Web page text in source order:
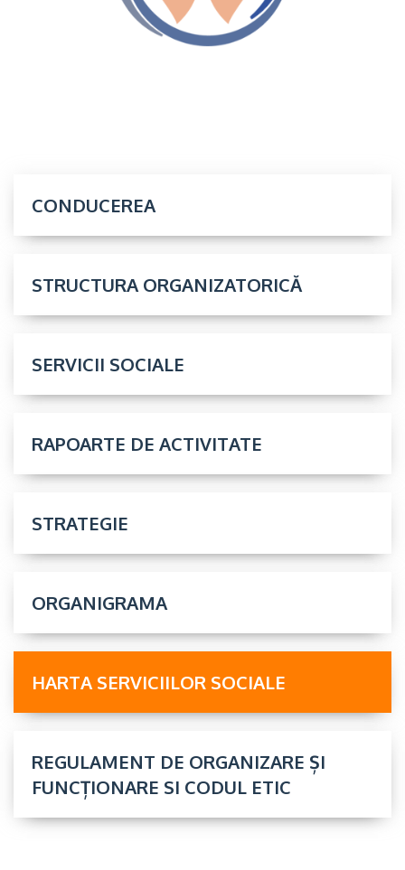
CONDUCEREA
STRUCTURA ORGANIZATORICĂ
SERVICII SOCIALE
RAPOARTE DE ACTIVITATE
STRATEGIE
ORGANIGRAMA
HARTA SERVICIILOR SOCIALE
REGULAMENT DE ORGANIZARE ȘI
FUNCȚIONARE SI CODUL ETIC